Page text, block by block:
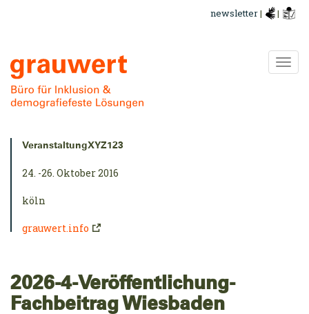
newsletter| |
Kurzinfo:
VeranstaltungXYZ123
24. -26. Oktober 2016
köln
grauwert.info
2026-4-Veröffentlichung-
Fachbeitrag Wiesbaden